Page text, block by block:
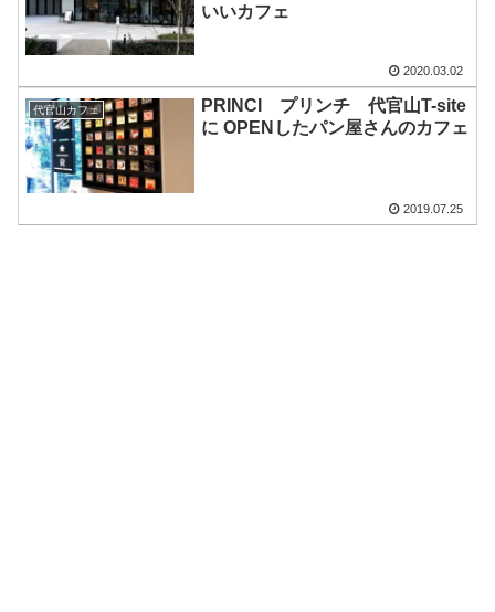
いいカフェ
2020.03.02
代官山カフェ
PRINCI プリンチ 代官山T-site
に OPENしたパン屋さんのカフェ
2019.07.25